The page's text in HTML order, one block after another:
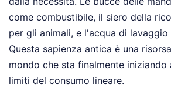
come combustibile, il siero della
per gli animali, e l'acqua di
Questa sapienza antica è una
mondo che sta finalmente iniziando
limiti del consumo lineare.